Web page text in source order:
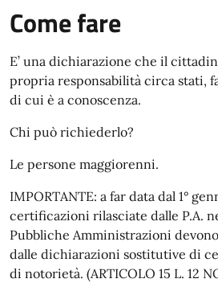
Come fare
E’ una dichiarazione che il
propria responsabilità circa stati,
di cui è a conoscenza.
Chi può richiederlo?
Le persone maggiorenni.
IMPORTANTE: a far data dal 1°
certificazioni rilasciate dalle P.A.
Pubbliche Amministrazioni
dalle dichiarazioni sostitutive di
di notorietà. (ARTICOLO 15 L. 12